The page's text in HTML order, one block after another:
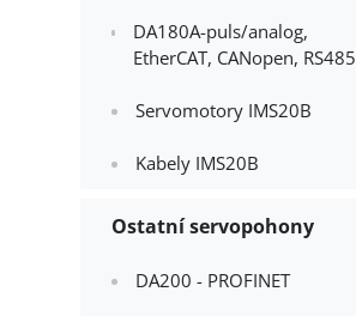
DA180A-puls/analog,
EtherCAT, CANopen, RS485
Servomotory IMS20B
Kabely IMS20B
Ostatní servopohony
DA200 - PROFINET